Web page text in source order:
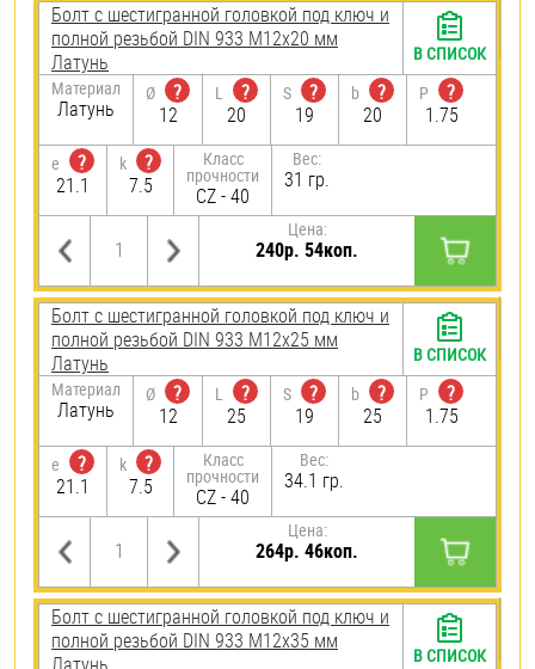
Болт с шестигранной головкой под ключ и
полной резьбой DIN 933 М12х20 мм
Латунь
Материал
Латунь
Ø
?
12
L
?
20
S
?
19
b
?
20
P
?
1.75
e
?
21.1
k
?
7.5
Класс
прочности
CZ - 40
Вес:
31 гр.
Цена:
240р. 54коп.
В СПИСОК
Болт с шестигранной головкой под ключ и
полной резьбой DIN 933 М12х25 мм
Латунь
Материал
Латунь
Ø
?
12
L
?
25
S
?
19
b
?
25
P
?
1.75
e
?
21.1
k
?
7.5
Класс
прочности
CZ - 40
Вес:
34.1 гр.
Цена:
264р. 46коп.
В СПИСОК
Болт с шестигранной головкой под ключ и
полной резьбой DIN 933 М12х35 мм
В СПИСОК